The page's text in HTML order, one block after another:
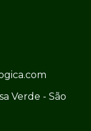
Verde - São